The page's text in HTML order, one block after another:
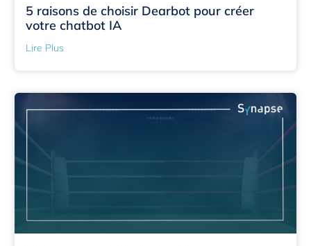
5 raisons de choisir Dearbot pour créer
votre chatbot IA
Lire Plus